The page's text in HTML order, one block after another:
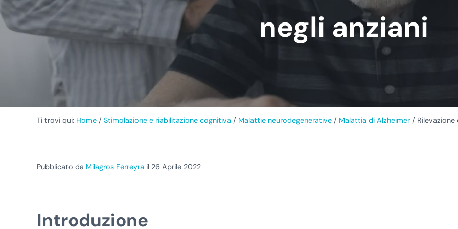
negli anziani
Ti trovi qui: Home / Stimolazione e riabilitazione cognitiva / Malattie neurodegenerative / Malattia di Alzheimer / Rilevazione
Pubblicato da Milagros Ferreyra il 26 Aprile 2022
Introduzione